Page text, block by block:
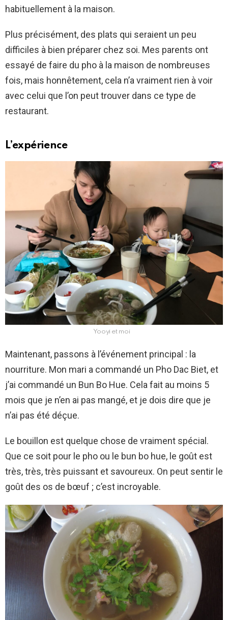
habituellement à la maison.
Plus précisément, des plats qui seraient un peu
difficiles à bien préparer chez soi. Mes parents ont
essayé de faire du pho à la maison de nombreuses
fois, mais honnêtement, cela n’a vraiment rien à voir
avec celui que l’on peut trouver dans ce type de
restaurant.
L’expérience
Yooyi et moi
Maintenant, passons à l’événement principal : la
nourriture. Mon mari a commandé un Pho Dac Biet, et
j’ai commandé un Bun Bo Hue. Cela fait au moins 5
mois que je n’en ai pas mangé, et je dois dire que je
n’ai pas été déçue.
Le bouillon est quelque chose de vraiment spécial.
Que ce soit pour le pho ou le bun bo hue, le goût est
très, très, très puissant et savoureux. On peut sentir le
goût des os de bœuf ; c’est incroyable.